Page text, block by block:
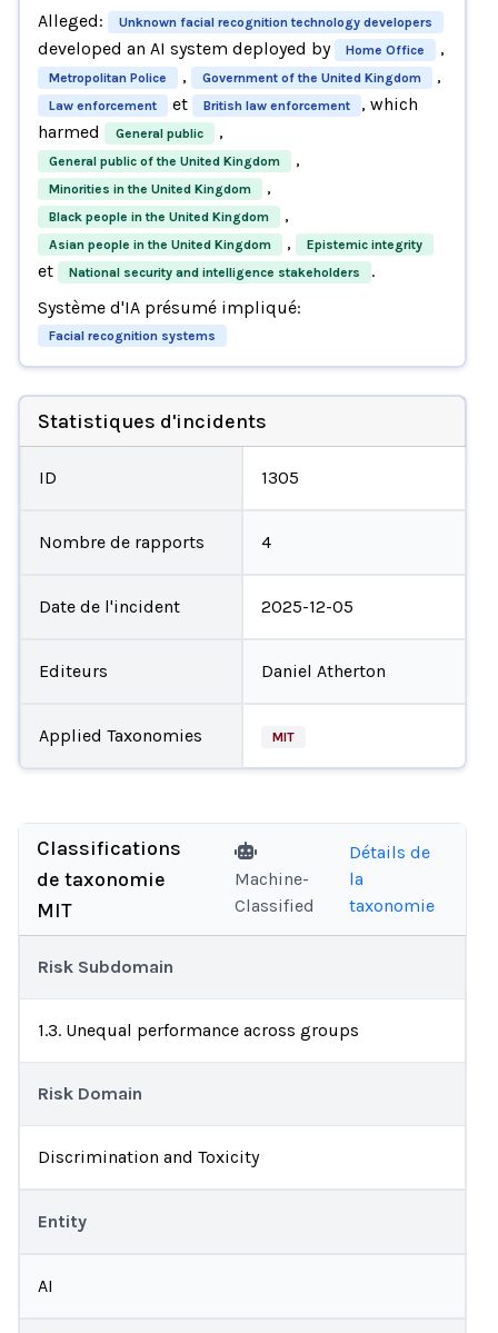
Alleged: Unknown facial recognition technology developers
developed an AI system deployed by Home Office ,
Metropolitan Police , Government of the United Kingdom ,
Law enforcement et British law enforcement
, which
harmed
General public ,
General public of the United Kingdom ,
Minorities in the United Kingdom ,
Black people in the United Kingdom ,
Asian people in the United Kingdom , Epistemic integrity
et National security and intelligence stakeholders
.
Système d'IA présumé impliqué:
Facial recognition systems
Statistiques d'incidents
ID 1305
Nombre de rapports 4
Date de l'incident 2025-12-05
Editeurs Daniel Atherton
Applied Taxonomies MIT
Classifications
de taxonomie
MIT
Machine-
Classified
Détails de
la
taxonomie
Risk Subdomain
1.3. Unequal performance across groups
Risk Domain
Discrimination and Toxicity
Entity
AI